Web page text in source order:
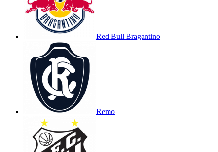
Red Bull Bragantino
Remo